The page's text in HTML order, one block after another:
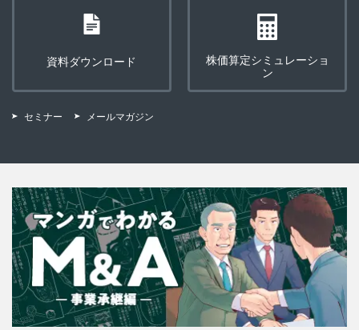
資料ダウンロード
株価算定シミュレーショ
ン
セミナー メールマガジン